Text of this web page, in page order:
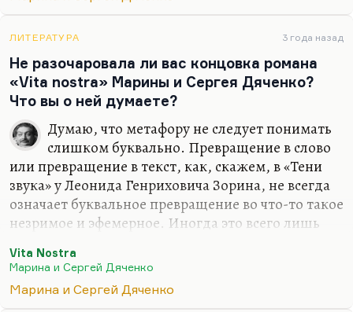
ЛИТЕРАТУРА 3 года назад
Не разочаровала ли вас концовка романа
«Vita nostra» Марины и Сергея Дяченко?
Что вы о ней думаете?
Думаю, что метафору не следует понимать
слишком буквально. Превращение в слово
или превращение в текст, как, скажем, в «Тени
звука» у Леонида Генриховича Зорина, не всегда
означает буквальное превращение во что-то такое
незримое и эфемерное. Иногда это всего лишь
Я не знаю, куда исчез Костя Кромин в финале
«Тени звука», и не знаю, что случилось с
Vita Nostra
Марина и Сергей Дяченко
Марина и Сергей Дяченко